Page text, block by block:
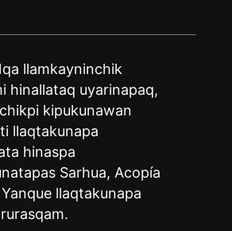
llamkayninchik
hinallataq uyarinapaq,
kipukunawan
llaqtakunapa
hinaspa
Sarhua, Acopía
llaqtakunapa